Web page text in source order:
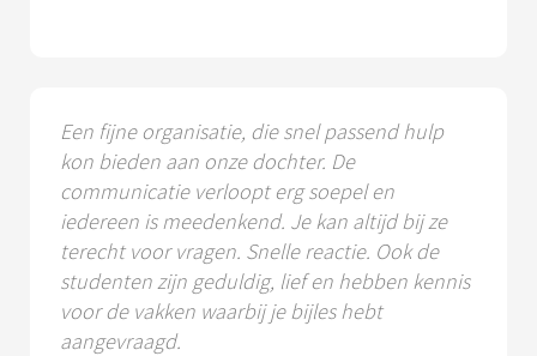
Een fijne organisatie, die snel passend hulp
kon bieden aan onze dochter. De
communicatie verloopt erg soepel en
iedereen is meedenkend. Je kan altijd bij ze
terecht voor vragen. Snelle reactie. Ook de
studenten zijn geduldig, lief en hebben kennis
voor de vakken waarbij je bijles hebt
aangevraagd.